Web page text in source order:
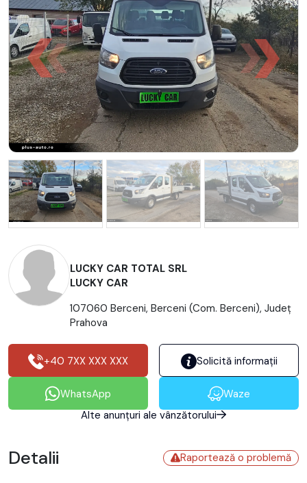
LUCKY CAR TOTAL SRL
LUCKY CAR
107060 Berceni, Berceni (Com. Berceni), Județ
Prahova
+40 7XX XXX XXX Solicită informații
WhatsApp
Waze
Alte anunțuri ale vânzătorului
Detalii Raportează o problemă